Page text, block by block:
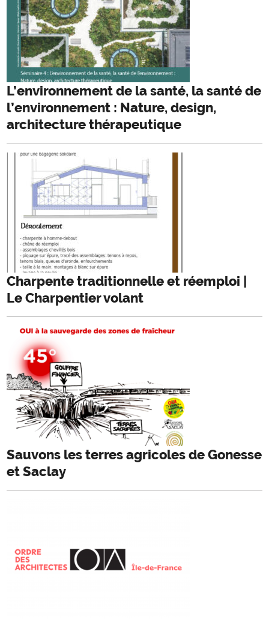
L’environnement de la santé, la santé de
l’environnement : Nature, design,
architecture thérapeutique
Charpente traditionnelle et réemploi |
Le Charpentier volant
Sauvons les terres agricoles de Gonesse
et Saclay